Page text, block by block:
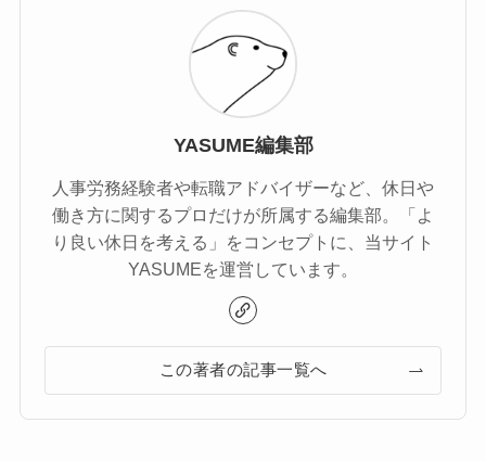
YASUME編集部
人事労務経験者や転職アドバイザーなど、休日や
働き方に関するプロだけが所属する編集部。「よ
り良い休日を考える」をコンセプトに、当サイト
YASUMEを運営しています。
この著者の記事一覧へ